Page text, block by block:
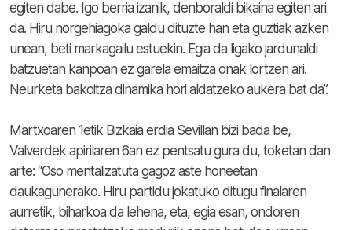
egiten dabe. Igo berria izanik, denboraldi bikaina egiten ari
da. Hiru norgehiagoka galdu dituzte han eta guztiak azken
unean, beti markagailu estuekin. Egia da ligako jardunaldi
batzuetan kanpoan ez garela emaitza onak lortzen ari.
Neurketa bakoitza dinamika hori aldatzeko aukera bat da”.
Martxoaren 1etik Bizkaia erdia Sevillan bizi bada be,
Valverdek apirilaren 6an ez pentsatu gura du, toketan dan
arte: “Oso mentalizatuta gagoz aste honeetan
daukagunerako. Hiru partidu jokatuko ditugu finalaren
aurretik, biharkoa da lehena, eta, egia esan, ondoren